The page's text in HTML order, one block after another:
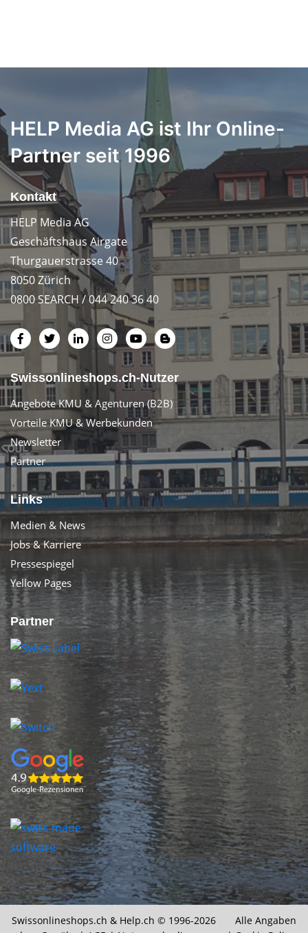
HELP Media AG ist Ihr Online-
Partner seit 1996
Kontakt
HELP Media AG
Geschäftshaus Airgate
Thurgauerstrasse 40
8050 Zürich
0800 SEARCH / 044 240 36 40
Swissonlineshops.ch-Nutzer
Angebote KMU & Agenturen (B2B)
Vorteile KMU & Werbekunden
Newsletter
Partner
Links
Medien & News
Jobs & Karriere
Pressespiegel
Yellow Pages
Partner
Swissonlineshops.ch & Help.ch © 1996-2026 Alle Angaben